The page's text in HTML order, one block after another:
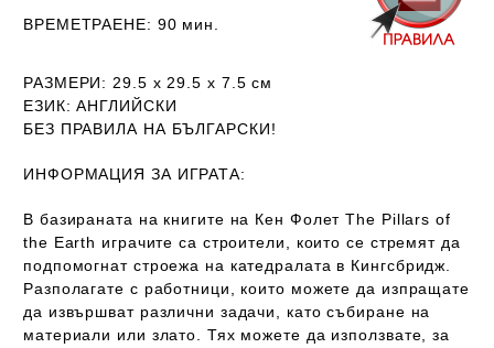
ВРЕМЕТРАЕНЕ: 90 мин.
РАЗМЕРИ: 29.5 х 29.5 х 7.5см
ЕЗИК: АНГЛИЙСКИ
БЕЗ ПРАВИЛА НА БЪЛГАРСКИ!
ИНФОРМАЦИЯ ЗА ИГРАТА:
В базираната на книгите на Кен Фолет The Pillars of
the Earth играчите са строители, които се стремят да
подпомогнат строежа на катедралата в Кингсбридж.
Разполагате с работници, които можете да изпращате
да извършват различни задачи, като събиране на
материали или злато. Тях можете да използвате, за